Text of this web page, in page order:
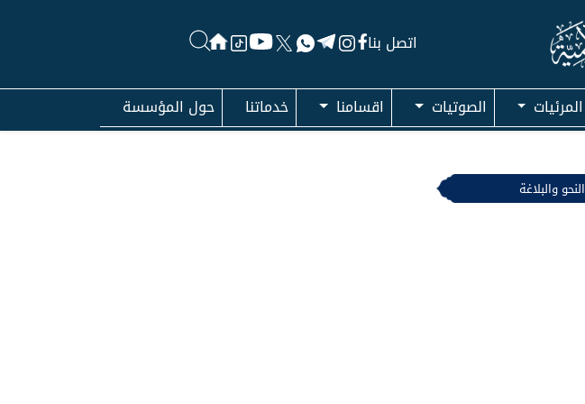
اتصل بنا
المرئيات الصوتيات اقسامنا خدماتنا حول المؤسسة
النحو والبلاغة